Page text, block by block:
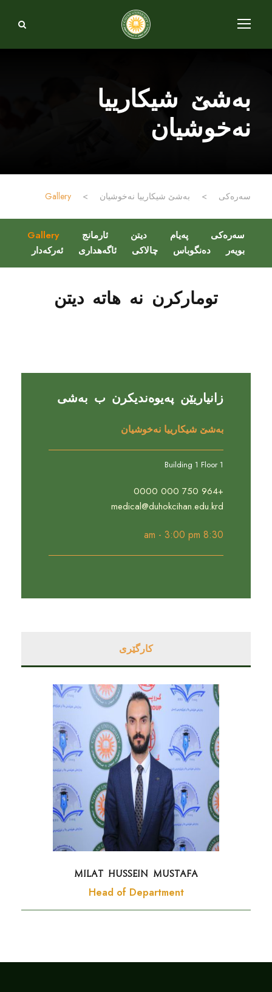
بەشێ شیکارییا
نەخوشیان
سەرەکی > بەشێ شیکارییا نەخوشیان >
Gallery
سەرەکی پەیام دیتن ئارمانج
Gallery
بویەر
دەنگوباس چالاکی ئاگەهداری ئەرکەدار
تومارکرن نە هاتە دیتن
زانیاریێن پەیوەندیکرن ب بەشی
بەشێ شیکارییا نەخوشیان
Building 1 Floor 1
+964 750 000 0000
medical@duhokcihan.edu.krd
8:30 am - 3:00 pm
کارگێری
Milat Hussein Mustafa
Head of Department